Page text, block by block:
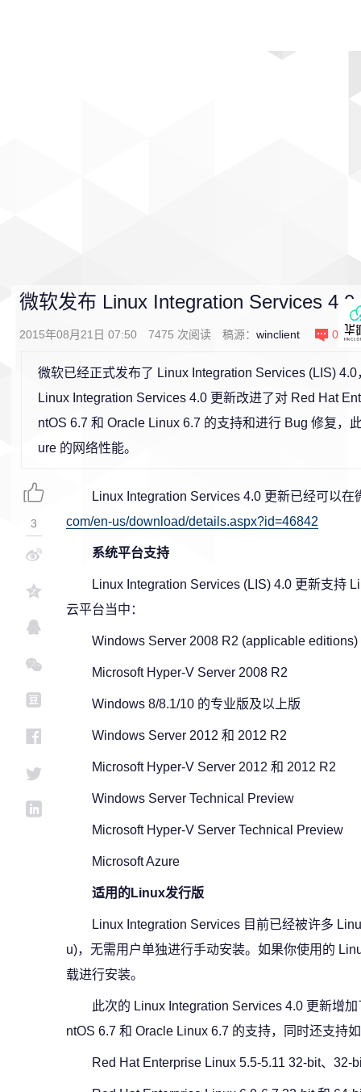
微软发布 Linux Integration Services 4.0
2015年08月21日 07:50 7475 次阅读 稿源： winclient 0 条
微软已经正式发布了 Linux Integration Services (LIS)
Linux Integration Services 4.0 更新改进了对 Red Hat
ntOS 6.7 和 Oracle Linux 6.7 的支持和进行 Bug 修复，
ure 的网络性能。
Linux Integration Services 4.0 更新已经可以在
com/en-us/download/details.aspx?id=46842
系统平台支持
Linux Integration Services (LIS) 4.0 更新支持
云平台当中：
Windows Server 2008 R2 (applicable editions)
Microsoft Hyper-V Server 2008 R2
Windows 8/8.1/10 的专业版及以上版
Windows Server 2012 和 2012 R2
Microsoft Hyper-V Server 2012 和 2012 R2
Windows Server Technical Preview
Microsoft Hyper-V Server Technical Preview
Microsoft Azure
适用的Linux发行版
Linux Integration Services 目前已经被许多
u)，无需用户单独进行手动安装。如果你使用的
载进行安装。
此次的 Linux Integration Services 4.0 更新增
ntOS 6.7 和 Oracle Linux 6.7 的支持，同时还支持
Red Hat Enterprise Linux 5.5-5.11 32-bit、32-
3